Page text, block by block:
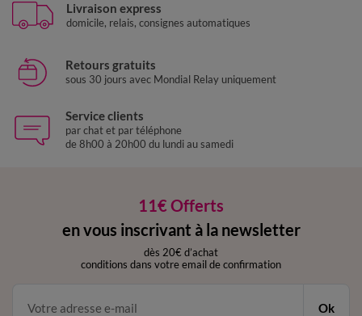
Livraison express
domicile, relais, consignes automatiques
Retours gratuits
sous 30 jours avec Mondial Relay uniquement
Service clients
par chat et par téléphone
de 8h00 à 20h00 du lundi au samedi
11€ Offerts
en vous inscrivant à la newsletter
dès 20€ d’achat
conditions dans votre email de confirmation
Ok